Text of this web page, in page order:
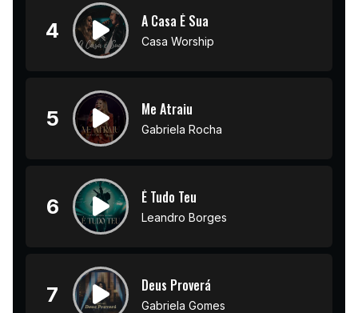
4 A Casa É Sua
Casa Worship
5 Me Atraiu
Gabriela Rocha
6 É Tudo Teu
Leandro Borges
7 Deus Proverá
Gabriela Gomes